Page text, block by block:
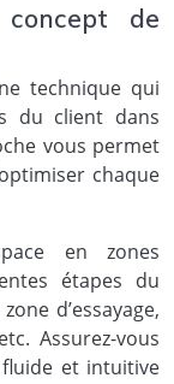
de
technique qui
du client dans
vous permet
chaque
en zones
étapes du
d’essayage,
Assurez-vous
et intuitive